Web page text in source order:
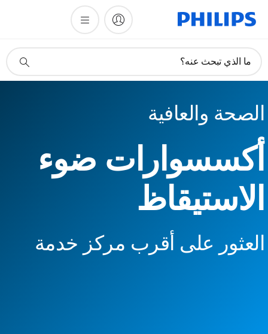
دعم
ما الذي تبحث عنه؟
الصحة والعافية
أكسسوارات ضوء
الاستيقاظ
العثور على أقرب مركز خدمة